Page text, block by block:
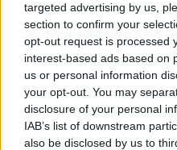
targeted advertising by us,
section to confirm your
opt-out request is processed
interest-based ads based on
us or personal information
your opt-out. You may
disclosure of your personal
IAB’s list of downstream
also be disclosed by us to
Μάσκα με ασπράδι
στίγματα
Αυτή η μάσκα δεν θα
στίγματα από τη μύτη
ενδεχόμενες
του αυγού είναι